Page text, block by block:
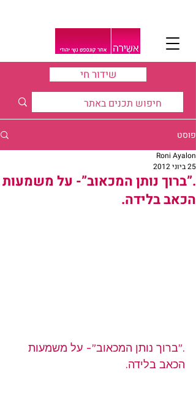
שידור חי
פוסט
.”ברוך נותן המכאוב”- על משמעות
הכאב בלידה.
Roni Ayalon
25 ביוני 2012
.”ברוך נותן המכאוב”- על משמעות
הכאב בלידה.